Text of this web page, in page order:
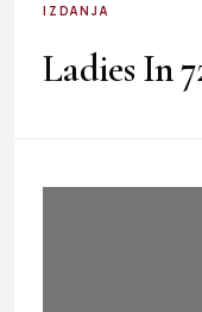
IZDANJA
Ladies In